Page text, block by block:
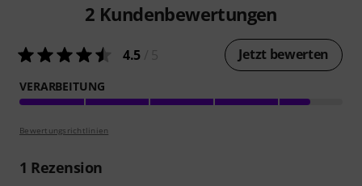
2 Kundenbewertungen
4.5 Jetzt bewerten
VERARBEITUNG
Bewertungsrichtlinien
1 Rezension